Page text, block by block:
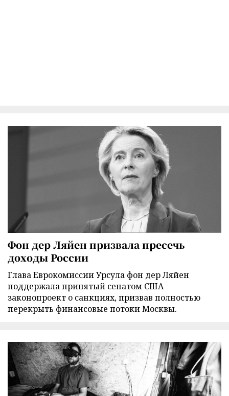
Фон дер Ляйен призвала пресечь
доходы России
Глава Еврокомиссии Урсула фон дер Ляйен
поддержала принятый сенатом США
законопроект о санкциях, призвав полностью
перекрыть финансовые потоки Москвы.